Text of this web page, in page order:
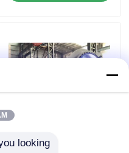
AAC-1000 Autoclave
looking